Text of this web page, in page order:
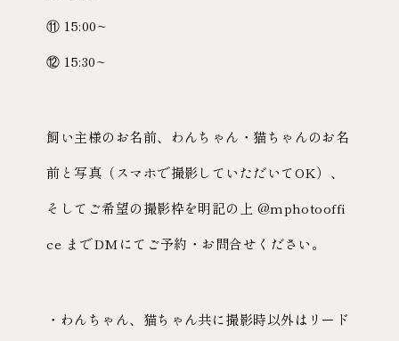
⑪ 15:00~
⑫ 15:30~
飼い主様のお名前、わんちゃん・猫ちゃんのお名
前と写真（スマホで撮影していただいてOK）、
そしてご希望の撮影枠を明記の上 @mphotooffi
ce までDMにてご予約・お問合せください。
・わんちゃん、猫ちゃん共に撮影時以外はリード